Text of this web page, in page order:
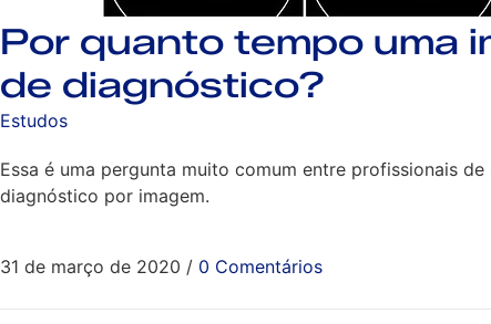
Por quanto tempo uma
de diagnóstico?
Estudos
Essa é uma pergunta muito comum entre profissionais
diagnóstico por imagem.
31 de março de 2020 / 0 Comentários